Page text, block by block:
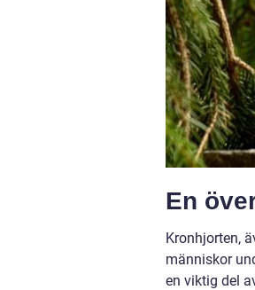
En
Kronhjorten,
människor
en viktig del